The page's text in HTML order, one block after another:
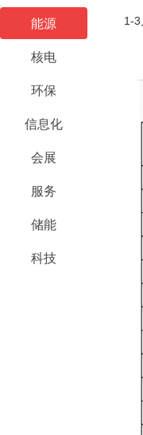
能源
核电
环保
信息化
会展
服务
储能
科技
1-3月